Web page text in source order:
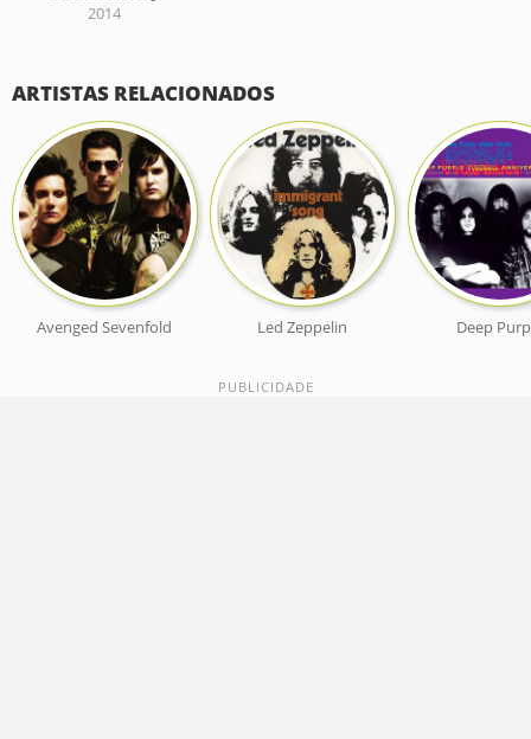
2014
ARTISTAS RELACIONADOS
Avenged Sevenfold Led Zeppelin Deep